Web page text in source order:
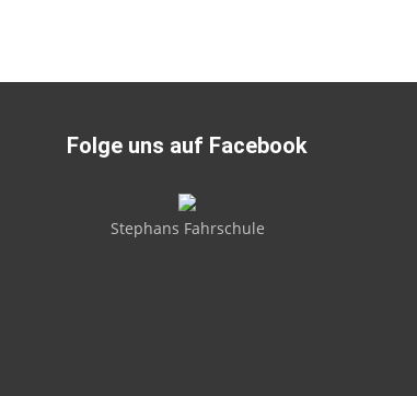
Folge uns auf Facebook
Stephans Fahrschule